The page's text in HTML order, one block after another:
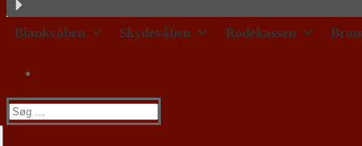
Blankvåben Skydevåben Rodekassen
Søg